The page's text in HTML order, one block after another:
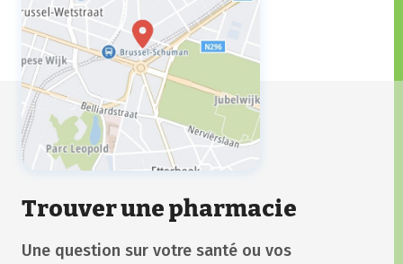
Trouver une pharmacie
Une question sur votre santé ou vos